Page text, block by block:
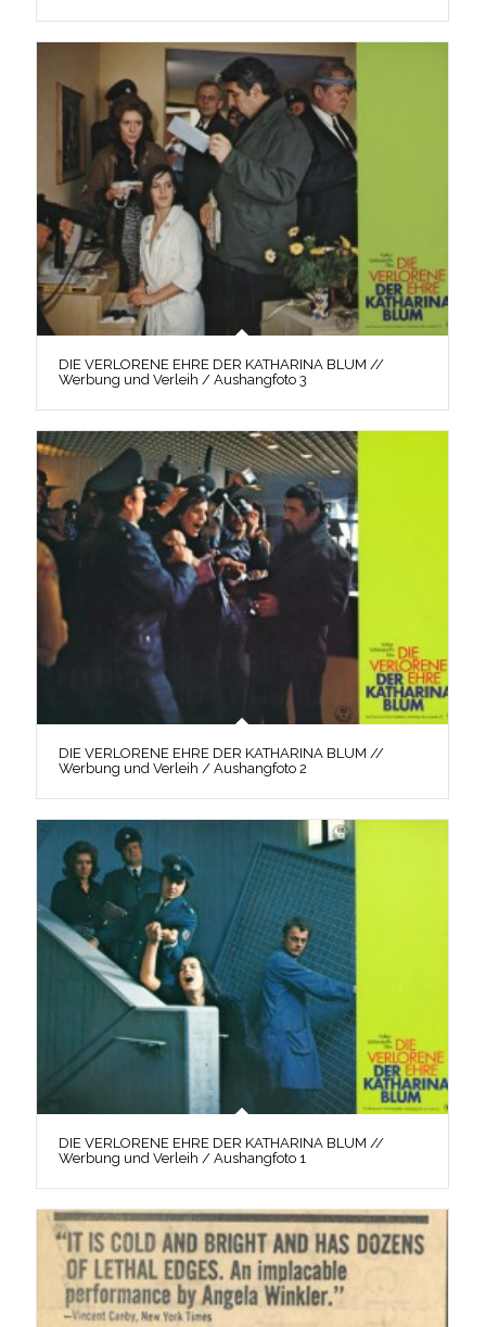
DIE VERLORENE EHRE DER KATHARINA BLUM //
Werbung und Verleih / Aushangfoto 3
DIE VERLORENE EHRE DER KATHARINA BLUM //
Werbung und Verleih / Aushangfoto 2
DIE VERLORENE EHRE DER KATHARINA BLUM //
Werbung und Verleih / Aushangfoto 1